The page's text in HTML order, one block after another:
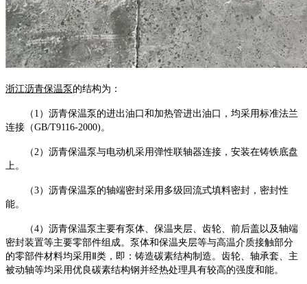
浙江沥青保温泵 的结构为：
（ 1）沥青保温泵的进出油口和加热管进出油口，均采用标准法兰
连接（GB/T9116-2000)。
（2）沥青保温泵与电动机采用弹性联轴器连接，安装在铸铁底盘
上。
（3）沥青保温泵的轴端密封采用多级回流式填料密封，密封性
能。
（4）沥青保温泵主要有泵体、保温夹层、齿轮、前后盖以及轴端
密封装置等主要零部件组成。泵体和保温夹层等与高温介质接触部分
的零部件材料均采用Ⅱ类，即：铸造碳素结构制造。齿轮、轴承套、主
被动轴等均采用优良碳素结构钢并经热处理具有较高的强度和能。